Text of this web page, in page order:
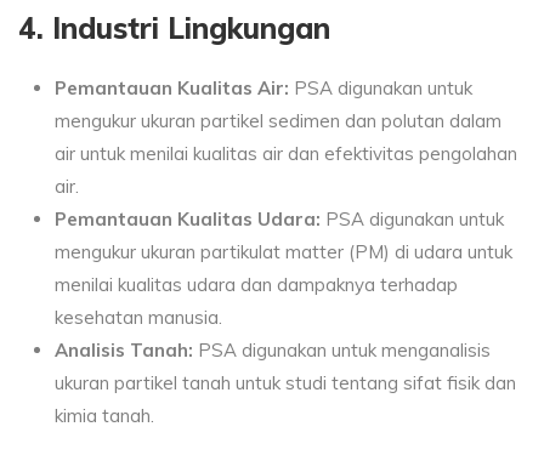
4. Industri Lingkungan
Pemantauan Kualitas Air: PSA digunakan untuk
mengukur ukuran partikel sedimen dan polutan dalam
air untuk menilai kualitas air dan efektivitas pengolahan
air.
Pemantauan Kualitas Udara: PSA digunakan untuk
mengukur ukuran partikulat matter (PM) di udara untuk
menilai kualitas udara dan dampaknya terhadap
kesehatan manusia.
Analisis Tanah: PSA digunakan untuk menganalisis
ukuran partikel tanah untuk studi tentang sifat fisik dan
kimia tanah.